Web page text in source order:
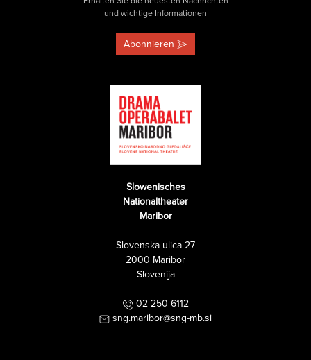
und wichtige Informationen
Abonnieren
Slowenisches
Nationaltheater
Maribor
Slovenska ulica 27
2000 Maribor
Slovenija
02 250 6112
sng.maribor@sng-mb.si